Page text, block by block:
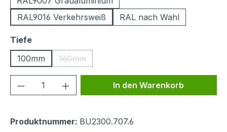
RAL9016 Verkehrsweiß
RAL nach Wahl
Tiefeauswählen
100mm
160mm
(Diese Option ist zurzeit nicht verfügbar.)
Produkt Anzahl: Gib denIn den Warenkorb
Produktnummer: BU2300.707.6